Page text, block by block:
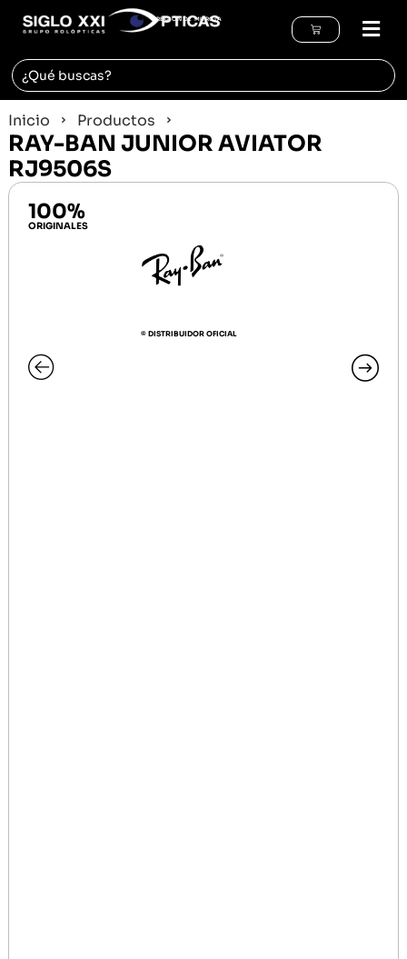
REGIÓN DE MURCIA
Inicio Productos
RAY-BAN JUNIOR AVIATOR
RJ9506S
100%
ORIGINALES
© DISTRIBUIDOR OFICIAL